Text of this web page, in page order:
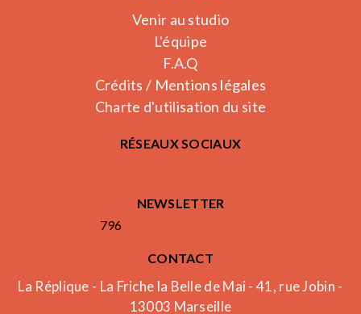
Venir au studio
L'équipe
F.A.Q
Crédits / Mentions légales
Charte d'utilisation du site
RÉSEAUX SOCIAUX
NEWSLETTER
796
CONTACT
La Réplique - La Friche la Belle de Mai - 41, rue Jobin -
13003 Marseille